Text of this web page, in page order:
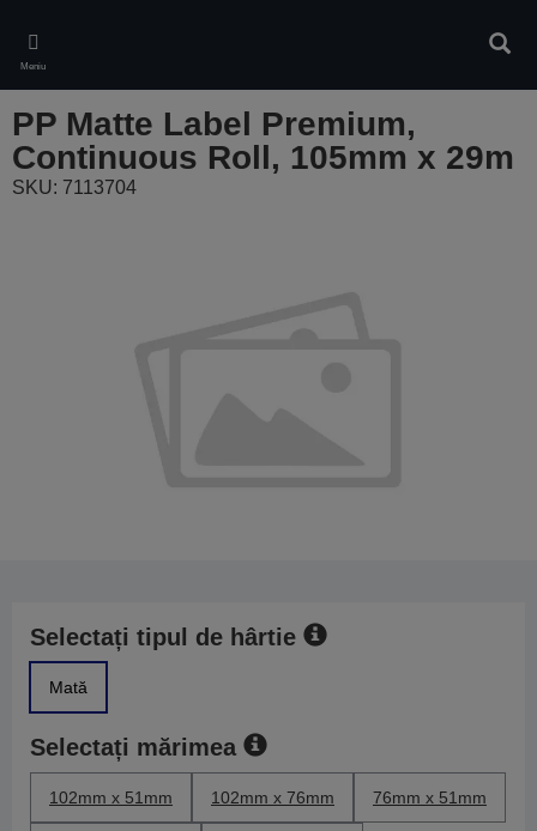
main
content
Meniu
PP Matte Label Premium,
Continuous Roll, 105mm x 29m
SKU: 7113704
Selectați tipul de hârtie
Mată
Selectați mărimea
102mm x 51mm 102mm x 76mm 76mm x 51mm